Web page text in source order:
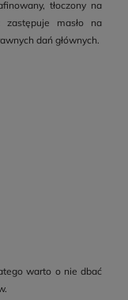
tłoczony na
masło na
dań głównych.
warto o nie dbać